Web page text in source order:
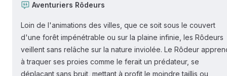
Aventuriers Rôdeurs
Loin de l'animations des villes, que ce soit sous le couvert
d'une forêt impénétrable ou sur la plaine infinie, les Rôdeurs
veillent sans relâche sur la nature inviolée. Le Rôdeur
à traquer ses proies comme le ferait un prédateur, se
déplaçant sans bruit, mettant à profit le moindre taillis ou